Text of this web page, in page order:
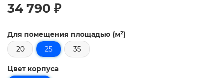
34 790 ₽
Для помещения площадью (м²)
20
25 35
Цвет корпуса